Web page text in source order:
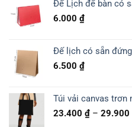
Đế Lịch để bàn có
6.000 ₫
Đế lịch có sẵn
6.500 ₫
Túi vải canvas trơn
23.400 ₫ – 29.900